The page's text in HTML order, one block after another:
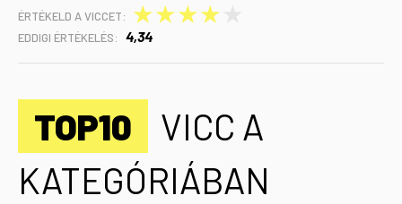
ÉRTÉKELD A VICCET: ★
★
★
★
EDDIGI ÉRTÉKELÉS: 4,34
TOP10
VICC A
KATEGÓRIÁBAN